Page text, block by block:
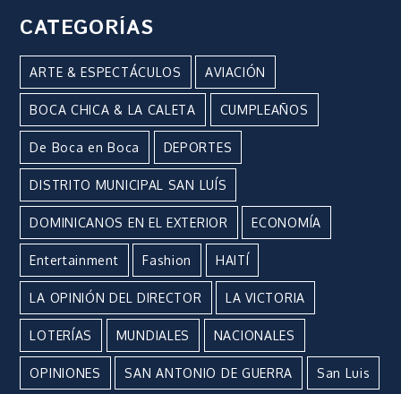
CATEGORÍAS
ARTE & ESPECTÁCULOS AVIACIÓN
BOCA CHICA & LA CALETA CUMPLEAÑOS
De Boca en Boca DEPORTES
DISTRITO MUNICIPAL SAN LUÍS
DOMINICANOS EN EL EXTERIOR ECONOMÍA
Entertainment Fashion HAITÍ
LA OPINIÓN DEL DIRECTOR LA VICTORIA
LOTERÍAS MUNDIALES NACIONALES
OPINIONES SAN ANTONIO DE GUERRA San Luis